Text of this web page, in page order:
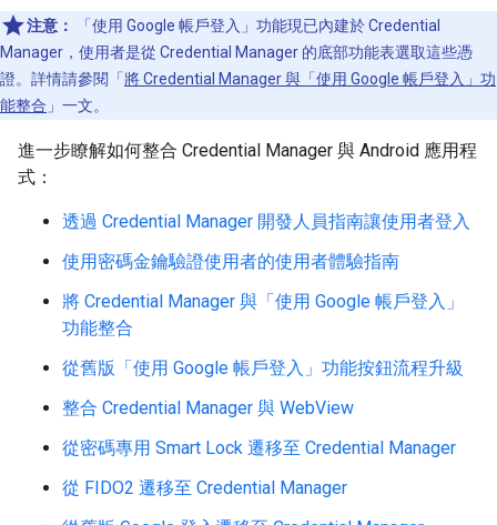
注意：
「使用 Google 帳戶登入」功能現已內建於 Credential
Manager，使用者是從 Credential Manager 的底部功能表選取這些憑
證。詳情請參閱「 將 Credential Manager 與「使用 Google 帳戶登入」功
能整合 」一文。
進一步瞭解如何整合 Credential Manager 與 Android 應用程
式：
透過 Credential Manager 開發人員指南讓使用者登入
使用密碼金鑰驗證使用者的使用者體驗指南
將 Credential Manager 與「使用 Google 帳戶登入」
功能整合
從舊版「使用 Google 帳戶登入」功能按鈕流程升級
整合 Credential Manager 與 WebView
從密碼專用 Smart Lock 遷移至 Credential Manager
從 FIDO2 遷移至 Credential Manager